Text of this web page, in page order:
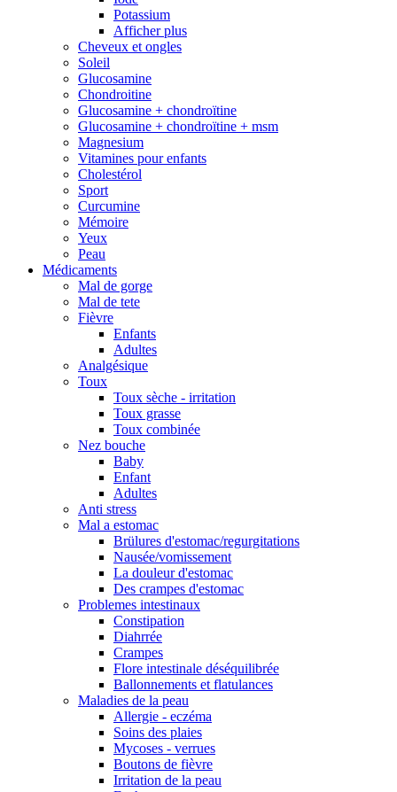
Potassium
Afficher plus
Cheveux et ongles
Soleil
Glucosamine
Chondroitine
Glucosamine + chondroïtine
Glucosamine + chondroïtine + msm
Magnesium
Vitamines pour enfants
Cholestérol
Sport
Curcumine
Mémoire
Yeux
Peau
Médicaments
Mal de gorge
Mal de tete
Fièvre
Enfants
Adultes
Analgésique
Toux
Toux sèche - irritation
Toux grasse
Toux combinée
Nez bouche
Baby
Enfant
Adultes
Anti stress
Mal a estomac
Brülures d'estomac/regurgitations
Nausée/vomissement
La douleur d'estomac
Des crampes d'estomac
Problemes intestinaux
Constipation
Diahrrée
Crampes
Flore intestinale déséquilibrée
Ballonnements et flatulances
Maladies de la peau
Allergie - eczéma
Soins des plaies
Mycoses - verrues
Boutons de fièvre
Irritation de la peau